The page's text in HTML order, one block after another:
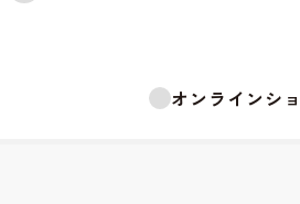
オンラインシ